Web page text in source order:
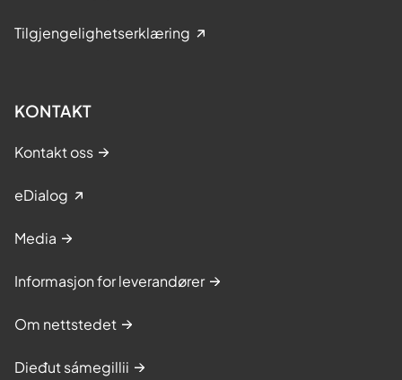
Tilgjengelighetserklæring
KONTAKT
Kontakt oss
eDialog
Media
Informasjon for leverandører
Om nettstedet
Dieđut sámegillii